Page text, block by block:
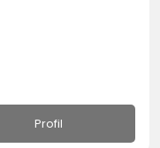
Profil